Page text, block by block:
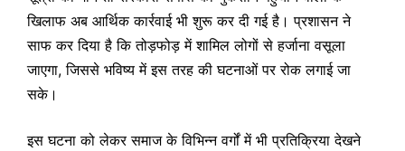
खिलाफ अब आर्थिक कार्रवाई भी शुरू कर दी गई है। प्रशासन ने
साफ कर दिया है कि तोड़फोड़ में शामिल लोगों से हर्जाना वसूला
जाएगा, जिससे भविष्य में इस तरह की घटनाओं पर रोक लगाई जा
सके।
इस घटना को लेकर समाज के विभिन्न वर्गों में भी प्रतिक्रिया देखने